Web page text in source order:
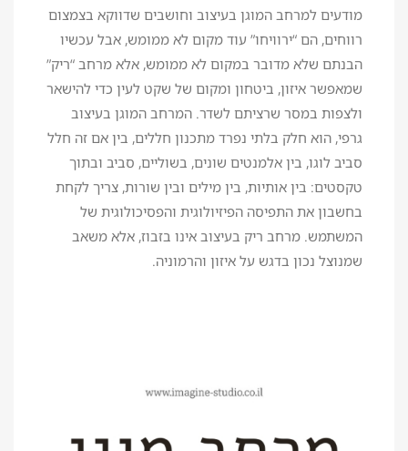
מודעים למרחב המוגן בעיצוב וחושבים שדווקא בצמצום
רווחים, הם “ירוויחו” עוד מקום לא ממומש, אבל עכשיו
הבנתם שלא מדובר במקום לא ממומש, אלא מרחב “ריק”
שמאפשר איזון, ביטחון ומקום של שקט לעין כדי להישאר
ולצפות במסר שרציתם לשדר. המרחב המוגן בעיצוב
גרפי, הוא חלק בלתי נפרד מתכנון חללים, בין אם זה חלל
סביב לוגו, בין אלמנטים שונים, בשוליים, סביב ובתוך
טקסטים: בין אותיות, בין מילים ובין שורות, צריך לקחת
בחשבון את התפיסה הפיזיולוגית והפסיכולוגית של
המשתמש. מרחב ריק בעיצוב אינו בזבוז, אלא משאב
שמנוצל נכון בדגש על איזון והרמוניה.